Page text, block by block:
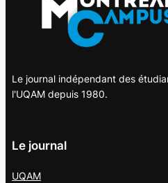
Le journal indépendant des
l'UQAM depuis 1980.
Le journal
UQAM